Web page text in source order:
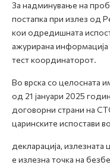
За надминување на
постапка при излез од
кои одредишната
ажурирана
тест координаторот.
Во врска со целосната
од 21 јануари 2025
договорни страни на
царинските испостави
декларација, излезната
е излезна точка на